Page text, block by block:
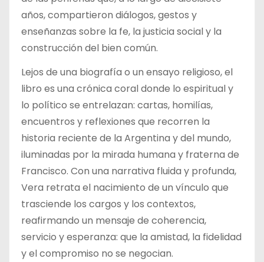
años, compartieron diálogos, gestos y
enseñanzas sobre la fe, la justicia social y la
construcción del bien común.
Lejos de una biografía o un ensayo religioso, el
libro es una crónica coral donde lo espiritual y
lo político se entrelazan: cartas, homilías,
encuentros y reflexiones que recorren la
historia reciente de la Argentina y del mundo,
iluminadas por la mirada humana y fraterna de
Francisco. Con una narrativa fluida y profunda,
Vera retrata el nacimiento de un vínculo que
trasciende los cargos y los contextos,
reafirmando un mensaje de coherencia,
servicio y esperanza: que la amistad, la fidelidad
y el compromiso no se negocian.